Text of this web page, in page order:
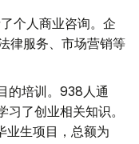
个人商业咨询。企
律服务、市场营销等
的培训。938人通
了创业相关知识。
业生项目，总额为